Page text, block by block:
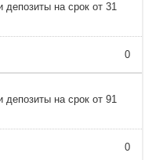
на срок от 31
0
на срок от 91
0